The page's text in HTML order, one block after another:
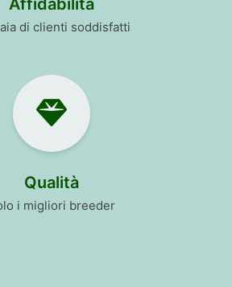
Affidabilità
di clienti soddisfatti
Qualità
i migliori breeder